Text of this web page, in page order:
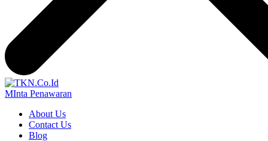
MInta Penawaran
About Us
Contact Us
Blog